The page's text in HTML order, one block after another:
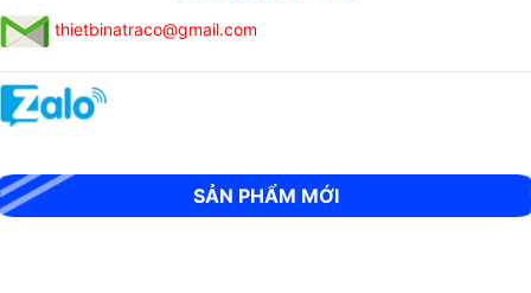
thietbinatraco@gmail.com
SẢN PHẨM MỚI